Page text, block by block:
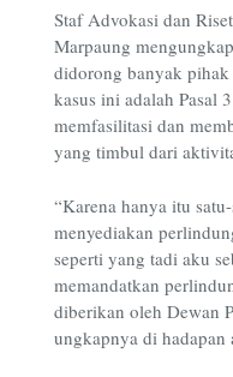
Staf Advokasi dan
Marpaung
didorong banyak
kasus ini adalah Pasal
memfasilitasi dan
yang timbul dari
“Karena hanya itu
menyediakan
seperti yang tadi aku
memandatkan
diberikan oleh Dewan
ungkapnya di hadapan